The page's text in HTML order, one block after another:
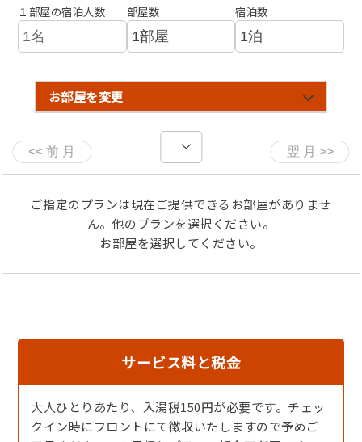
★【タグ付きかに味噌甲羅焼き】
● 鮮魚お造り ● 蟹すき ● 蟹の天婦羅
● カニ茶碗蒸し ● カニ雑炊● 漬物 ● デザート
☆食べきれない場合、ゆでガニをお持ち帰りいただけるよ
うご準備することができます。
■ 子どものお食事について ■
★小学生の方は『小人カニ会席』幼児の方は『洋食プレー
■ お食事場所について ■
『別部屋個室食 or お部屋食 』にてご用意いたします※指
朝食は【広間】でのお食事のご用意になります
間隔を空け、パーテーションで仕切りをさせていただきま
す
■ ご朝食 ■
１部屋の宿泊人数 部屋数 宿泊数
お部屋を変更
ご指定のプランは現在ご提供できるお部屋がありませ
ん。他のプランを選択ください。
お部屋を選択してください。
サービス料と税金
大人ひとりあたり、入湯税150円が必要です。チェッ
クイン時にフロントにて徴収いたしますので予めご